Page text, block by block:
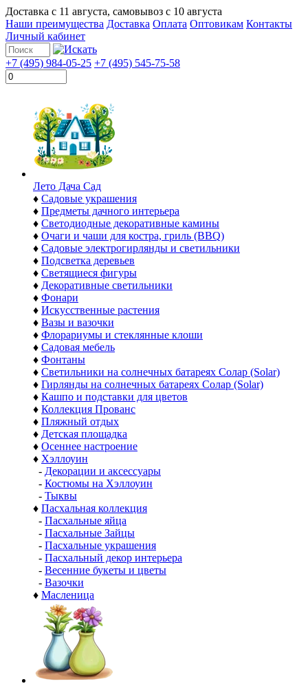
Доставка с 11 августа, самовывоз с 10 августа
Наши преимущества Доставка Оплата Оптовикам Контакты
Личный кабинет
+7 (495) 984-05-25 +7 (495) 545-75-58
Лето Дача Сад
♦ Садовые украшения
♦ Предметы дачного интерьера
♦ Светодиодные декоративные камины
♦ Очаги и чаши для костра, гриль (BBQ)
♦ Садовые электрогирлянды и светильники
♦ Подсветка деревьев
♦ Светящиеся фигуры
♦ Декоративные светильники
♦ Фонари
♦ Искусственные растения
♦ Вазы и вазочки
♦ Флорариумы и стеклянные клоши
♦ Садовая мебель
♦ Фонтаны
♦ Светильники на солнечных батареях Солар (Solar)
♦ Гирлянды на солнечных батареях Солар (Solar)
♦ Кашпо и подставки для цветов
♦ Коллекция Прованс
♦ Пляжный отдых
♦ Детская площадка
♦ Осеннее настроение
♦ Хэллоуин
- Декорации и аксессуары
- Костюмы на Хэллоуин
- Тыквы
♦ Пасхальная коллекция
- Пасхальные яйца
- Пасхальные Зайцы
- Пасхальные украшения
- Пасхальный декор интерьера
- Весенние букеты и цветы
- Вазочки
♦ Масленица